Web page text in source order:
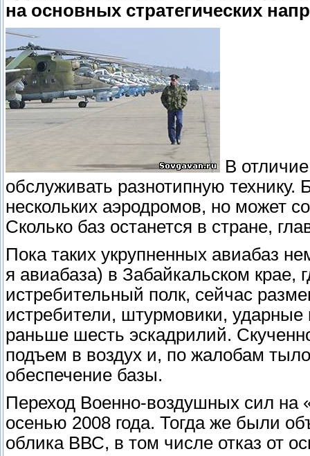
на основных стратегических
В
обслуживать разнотипную
нескольких аэродромов, но может
Сколько баз останется в стране,
Пока таких укрупненных авиабаз
я авиабаза) в Забайкальском крае,
истребительный полк, сейчас
истребители, штурмовики,
раньше шесть эскадрилий.
подъем в воздух и, по жалобам
обеспечение базы.
Переход Военно-воздушных сил на
осенью 2008 года. Тогда же были
облика ВВС, в том числе отказ от